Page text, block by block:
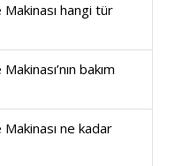
hangi tür
bakım
ne kadar